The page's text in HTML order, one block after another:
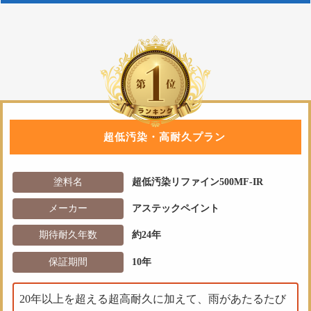
超低汚染・高耐久プラン
塗料名 超低汚染リファイン500MF-IR
メーカー アステックペイント
期待耐久年数 約24年
保証期間 10年
20年以上を超える超高耐久に加えて、雨があたるたび